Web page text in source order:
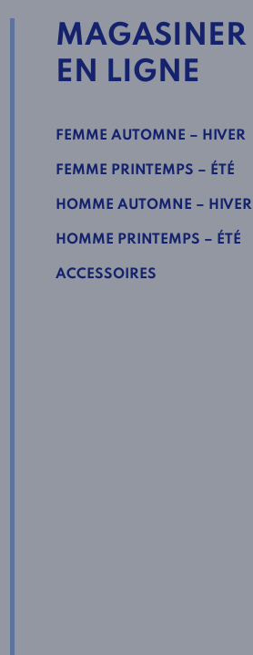
MAGASINER
EN LIGNE
FEMME AUTOMNE – HIVER
FEMME PRINTEMPS – ÉTÉ
HOMME AUTOMNE – HIVER
HOMME PRINTEMPS – ÉTÉ
ACCESSOIRES